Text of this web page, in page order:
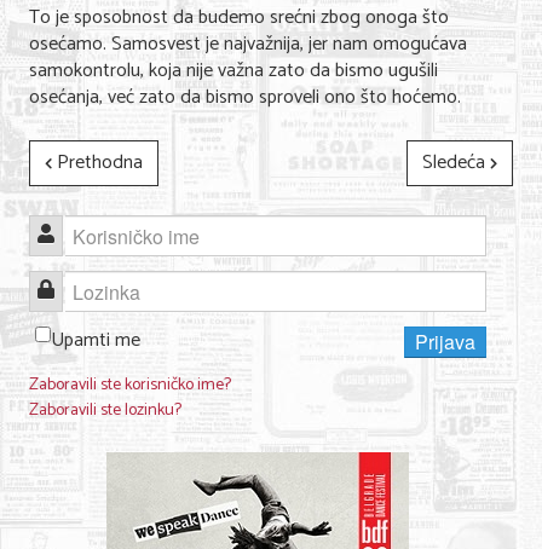
To je sposobnost da budemo srećni zbog onoga što
osećamo. Samosvest je najvažnija, jer nam omogućava
samokontrolu, koja nije važna zato da bismo ugušili
osećanja, već zato da bismo sproveli ono što hoćemo.
Prethodna
Sledeća
Korisničko ime
Lozinka
Upamti me
Prijava
Zaboravili ste korisničko ime?
Zaboravili ste lozinku?